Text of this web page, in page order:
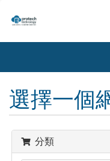
選擇一個
分類